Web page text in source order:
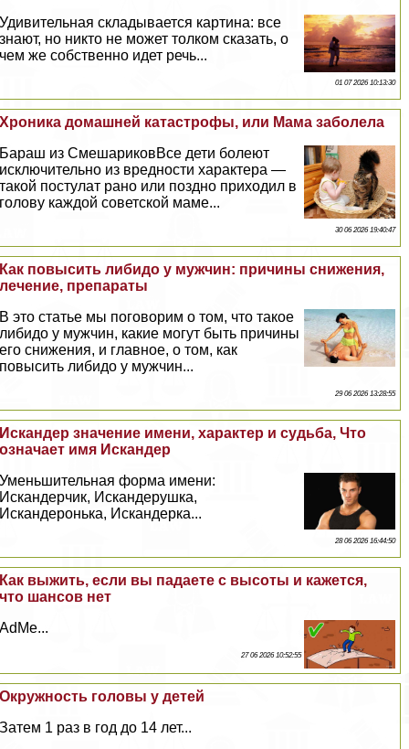
Удивительная складывается картина: все
знают, но никто не может толком сказать, о
чем же собственно идет речь...
01 07 2026 10:13:30
Хроника домашней катастрофы, или Мама заболела
Бараш из СмешариковВсе дети болеют
исключительно из вредности хаpaктера —
такой постулат рано или поздно приходил в
голову каждой советской маме...
30 06 2026 19:40:47
Как повысить либидо у мужчин: причины снижения,
лечение, препараты
В это статье мы поговорим о том, что такое
либидо у мужчин, какие могут быть причины
его снижения, и главное, о том, как
повысить либидо у мужчин...
29 06 2026 13:28:55
Искандер значение имени, хаpaктер и судьба, Что
означает имя Искандер
Уменьшительная форма имени:
Искандерчик, Искандерушка,
Искандеронька, Искандерка...
28 06 2026 16:44:50
Как выжить, если вы падаете с высоты и кажется,
что шансов нет
AdMe...
27 06 2026 10:52:55
Окружность головы у детей
Затем 1 раз в год до 14 лет...